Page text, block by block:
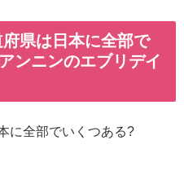
府県は日本に全部で
ンニンのエブリデイ
に全部でいくつある?